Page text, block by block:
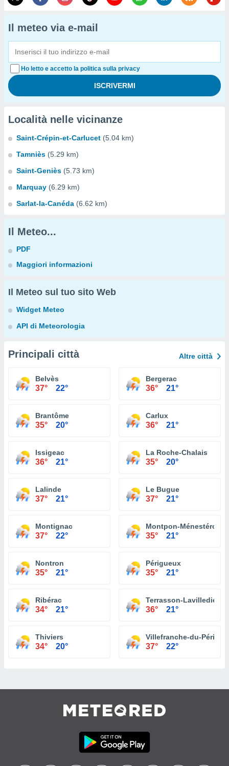
Il meteo via e-mail
Ho letto e accetto la politica sulla privacy
Località nelle vicinanze
Saint-Crépin-et-Carlucet (5.04 km)
Tamniès (5.29 km)
Saint-Geniès (5.73 km)
Marquay (6.29 km)
Sarlat-la-Canéda (6.62 km)
Il Meteo...
PDF
Maggiori informazioni
Il Meteo sul tuo sito Web
Widget Meteo
API di Meteorologia
Principali città Altre città
Belvès
37° 22°
Bergerac
36° 21°
Brantôme
35° 20°
Carlux
36° 21°
Issigeac
36° 21°
La Roche-Chalais
35° 20°
Lalinde
37° 21°
Le Bugue
37° 21°
Montignac
37° 22°
Montpon-Ménestérol
35° 21°
Nontron
35° 21°
Périgueux
35° 21°
Ribérac
34° 21°
Terrasson-Lavilledieu
36° 21°
Thiviers
34° 20°
Villefranche-du-
37° 22°